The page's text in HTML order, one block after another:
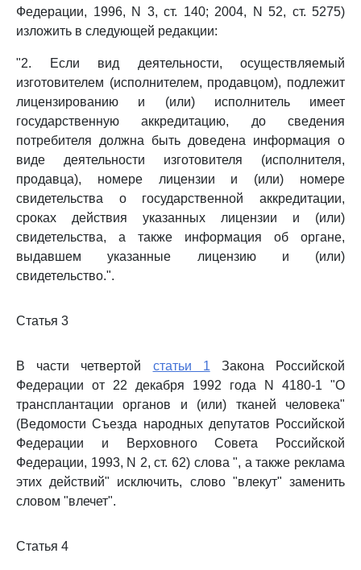
Федерации, 1996, N 3, ст. 140; 2004, N 52, ст. 5275)
изложить в следующей редакции:
"2. Если вид деятельности, осуществляемый
изготовителем (исполнителем, продавцом), подлежит
лицензированию и (или) исполнитель имеет
государственную аккредитацию, до сведения
потребителя должна быть доведена информация о
виде деятельности изготовителя (исполнителя,
продавца), номере лицензии и (или) номере
свидетельства о государственной аккредитации,
сроках действия указанных лицензии и (или)
свидетельства, а также информация об органе,
выдавшем указанные лицензию и (или)
свидетельство.".
Статья 3
В части четвертой статьи 1 Закона Российской
Федерации от 22 декабря 1992 года N 4180-1 "О
трансплантации органов и (или) тканей человека"
(Ведомости Съезда народных депутатов Российской
Федерации и Верховного Совета Российской
Федерации, 1993, N 2, ст. 62) слова ", а также реклама
этих действий" исключить, слово "влекут" заменить
словом "влечет".
Статья 4